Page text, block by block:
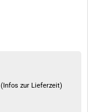
(Infos zur Lieferzeit)